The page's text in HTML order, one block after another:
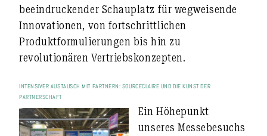
beeindruckender Schauplatz für wegweisende
Innovationen, von fortschrittlichen
Produktformulierungen bis hin zu
revolutionären Vertriebskonzepten.
INTENSIVER AUSTAUSCH MIT PARTNERN: SOURCECLAIRE UND DIE KUNST DER
PARTNERSCHAFT
Ein Höhepunkt
unseres Messebesuchs